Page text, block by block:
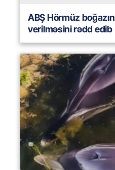
ABŞ Hörmüz
verilməsini rədd edib